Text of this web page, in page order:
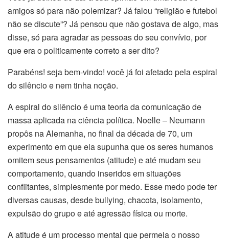
amigos só para não polemizar? Já falou “religião e futebol
não se discute”? Já pensou que não gostava de algo, mas
disse, só para agradar as pessoas do seu convívio, por
que era o politicamente correto a ser dito?
Parabéns! seja bem-vindo! você já foi afetado pela espiral
do silêncio e nem tinha noção.
A espiral do silêncio é uma teoria da comunicação de
massa aplicada na ciência política. Noelle – Neumann
propôs na Alemanha, no final da década de 70, um
experimento em que ela supunha que os seres humanos
omitem seus pensamentos (atitude) e até mudam seu
comportamento, quando inseridos em situações
conflitantes, simplesmente por medo. Esse medo pode ter
diversas causas, desde bullying, chacota, isolamento,
expulsão do grupo e até agressão física ou morte.
A atitude é um processo mental que permeia o nosso